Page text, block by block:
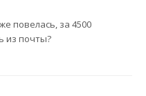
повелась, за 4500
из почты?